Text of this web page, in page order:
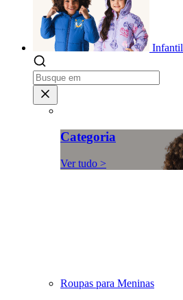
Infantil
Categoria
Ver tudo >
Roupas para Meninas